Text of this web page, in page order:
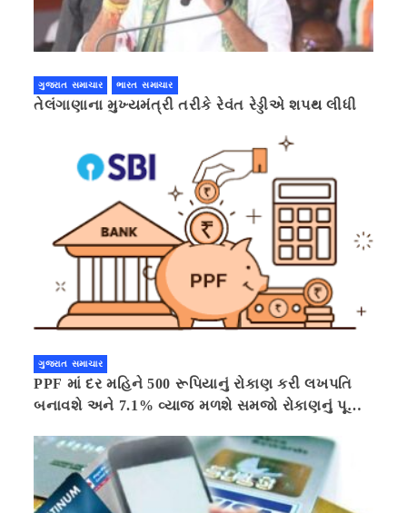
ગુજરાત સમાચાર ભારત સમાચાર
તેલંગાણાના મુખ્યમંત્રી તરીકે રેવંત રેડ્ડીએ શપથ લીધી
ગુજરાત સમાચાર
PPF માં દર મહિને 500 રૂપિયાનું રોકાણ કરી લખપતિ
બનાવશે અને 7.1% વ્યાજ મળશે સમજો રોકાણનું પૂરું